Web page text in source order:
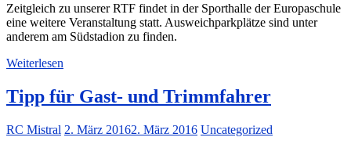
Zeitgleich zu unserer RTF findet in der Sporthalle der Europaschule
eine weitere Veranstaltung statt. Ausweichparkplätze sind unter
anderem am Südstadion zu finden.
Weiterlesen
Tipp für Gast- und Trimmfahrer
RC Mistral 2. März 20162. März 2016 Uncategorized